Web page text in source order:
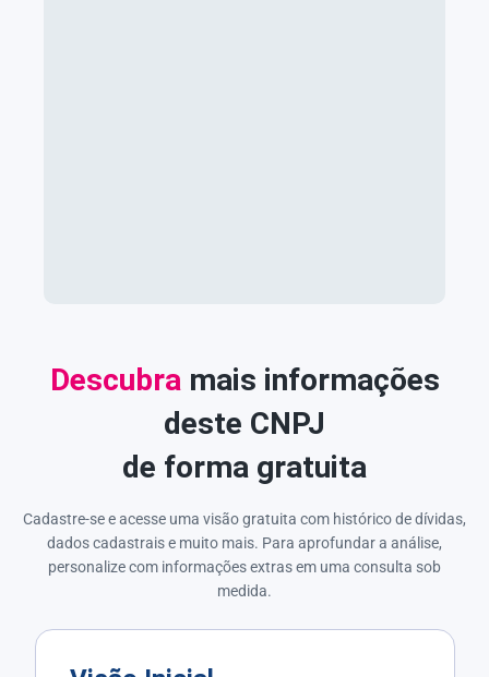
Descubra mais informações
deste CNPJ
de forma gratuita
Cadastre-se e acesse uma visão gratuita com histórico de dívidas,
dados cadastrais e muito mais. Para aprofundar a análise,
personalize com informações extras em uma consulta sob
medida.